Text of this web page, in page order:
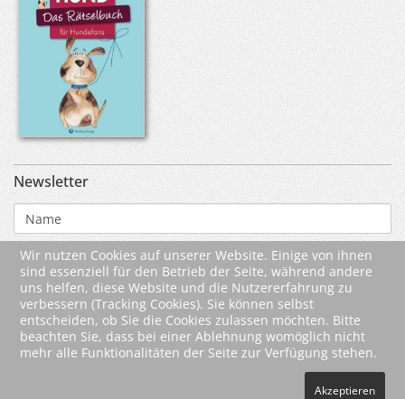
Newsletter
Wir nutzen Cookies auf unserer Website. Einige von ihnen
sind essenziell für den Betrieb der Seite, während andere
uns helfen, diese Website und die Nutzererfahrung zu
verbessern (Tracking Cookies). Sie können selbst
entscheiden, ob Sie die Cookies zulassen möchten. Bitte
beachten Sie, dass bei einer Ablehnung womöglich nicht
mehr alle Funktionalitäten der Seite zur Verfügung stehen.
Akzeptieren